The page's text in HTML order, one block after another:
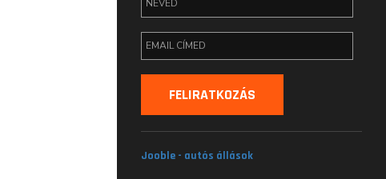
Jooble - autós állások